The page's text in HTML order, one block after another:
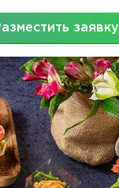
заявку